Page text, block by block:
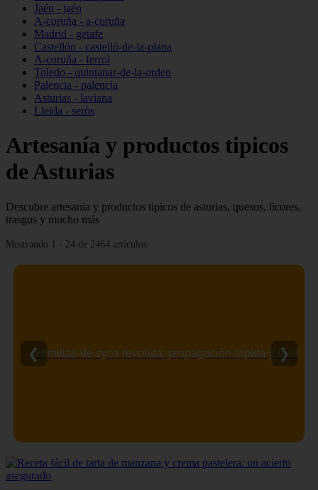
Jaén - jaén
A-coruña - a-coruña
Madrid - getafe
Castellón - castelló-de-la-plana
A-coruña - ferrol
Toledo - quintanar-de-la-orden
Palencia - palencia
Asturias - laviana
Lleida - seròs
Artesanía y productos tipicos
de Asturias
Descubre artesania y productos tipicos de asturias, quesos, licores,
trasgus y mucho más
Mostrando 1 - 24 de 2464 artículos
Semillas de cyca revoluta: propagación rápida y fácil
❮ ❯